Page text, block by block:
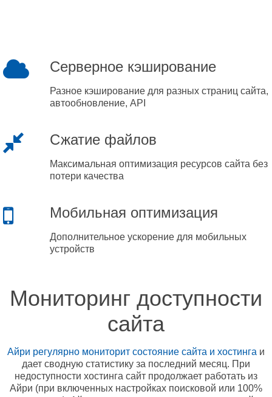
Серверное кэширование
Разное кэширование для разных страниц сайта,
автообновление, API
Сжатие файлов
Максимальная оптимизация ресурсов сайта без
потери качества
Мобильная оптимизация
Дополнительное ускорение для мобильных
устройств
Мониторинг доступности
сайта
Айри регулярно мониторит состояние сайта и хостинга и
дает сводную статистику за последний месяц. При
недоступности хостинга сайт продолжает работать из
Айри (при включенных настройках поисковой или 100%